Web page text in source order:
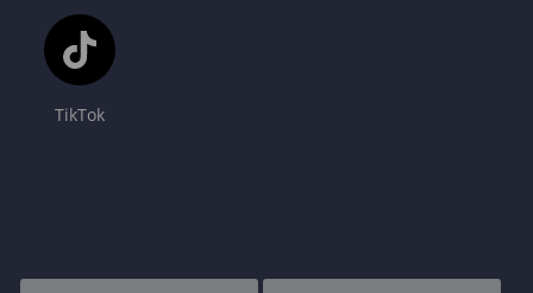
TikTok